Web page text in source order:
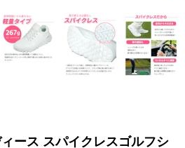
ース スパイクレスゴルフシ